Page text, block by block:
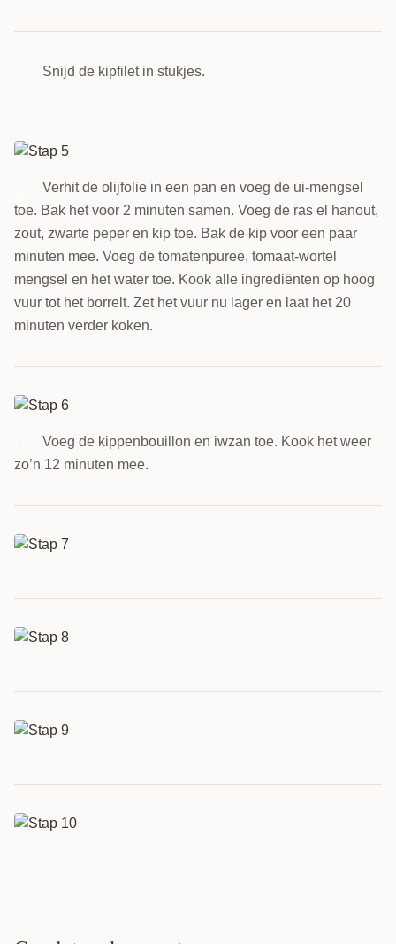
Snijd de kipfilet in stukjes.
Verhit de olijfolie in een pan en voeg de ui-mengsel
toe. Bak het voor 2 minuten samen. Voeg de ras el hanout,
zout, zwarte peper en kip toe. Bak de kip voor een paar
minuten mee. Voeg de tomatenpuree, tomaat-wortel
mengsel en het water toe. Kook alle ingrediënten op hoog
vuur tot het borrelt. Zet het vuur nu lager en laat het 20
minuten verder koken.
Voeg de kippenbouillon en iwzan toe. Kook het weer
zo’n 12 minuten mee.